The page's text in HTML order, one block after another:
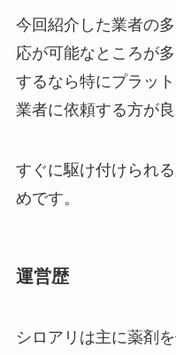
今回紹介した業者の
応が可能なところが
するなら特にプラッ
業者に依頼する方が良
すぐに駆け付けられ
めです。
運営歴
シロアリは主に薬剤